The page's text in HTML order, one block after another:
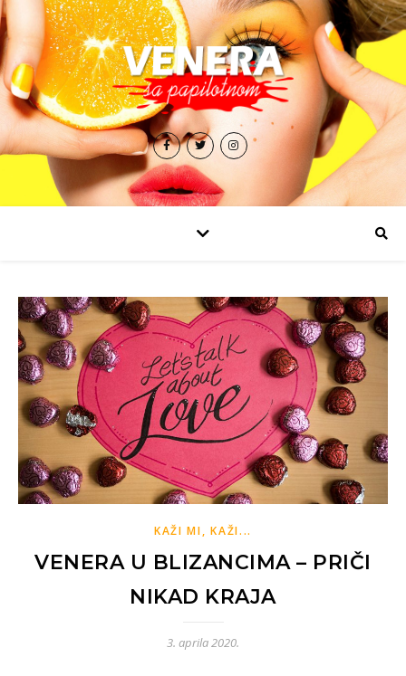
KAŽI MI, KAŽI...
VENERA U BLIZANCIMA – PRIČI
NIKAD KRAJA
3. aprila 2020.